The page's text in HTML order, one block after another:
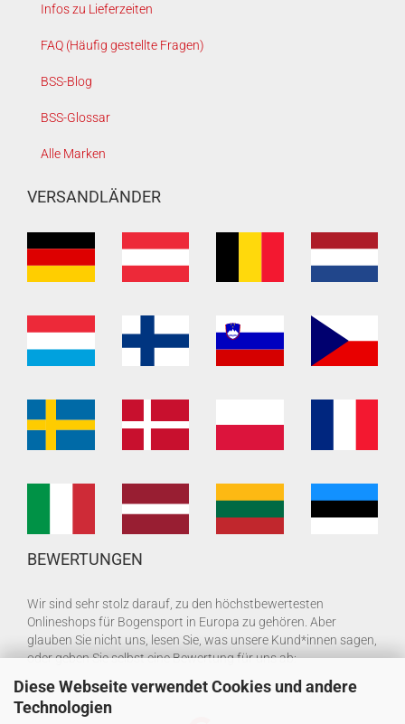
Diese Webseite verwendet Cookies und andere
Technologien
Infos zu Lieferzeiten
FAQ (Häufig gestellte Fragen)
BSS-Blog
BSS-Glossar
Alle Marken
VERSANDLÄNDER
BEWERTUNGEN
Wir sind sehr stolz darauf, zu den höchstbewertesten
Onlineshops für Bogensport in Europa zu gehören. Aber
glauben Sie nicht uns, lesen Sie, was unsere Kund*innen sagen,
oder geben Sie selbst eine Bewertung für uns ab: